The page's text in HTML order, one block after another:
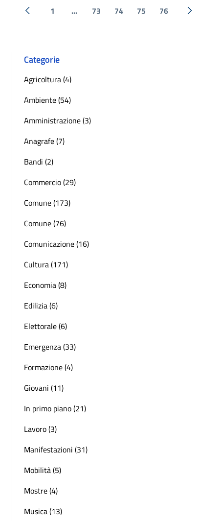
« Precedente
1 ... 73 74 75 76
Categorie
Agricoltura (4)
Ambiente (54)
Amministrazione (3)
Anagrafe (7)
Bandi (2)
Commercio (29)
Comune (173)
Comune (76)
Comunicazione (16)
Cultura (171)
Economia (8)
Edilizia (6)
Elettorale (6)
Emergenza (33)
Formazione (4)
Giovani (11)
In primo piano (21)
Lavoro (3)
Manifestazioni (31)
Mobilità (5)
Mostre (4)
Musica (13)